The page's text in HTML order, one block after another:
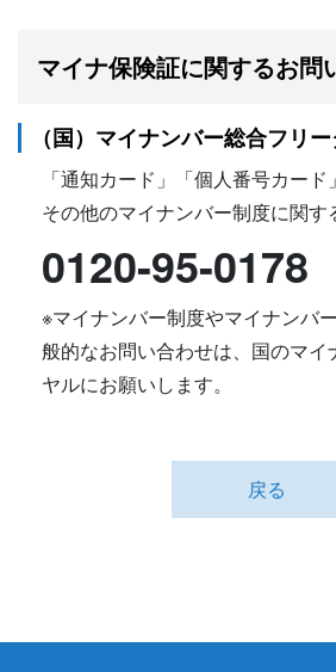
マイナ保険証に関するお問
（国）マイナンバー総合フリ
「通知カード」「個人番号カー
その他のマイナンバー制度に関
0120-95-0178
※マイナンバー制度やマイナンバ
般的なお問い合わせは、国のマイ
ヤルにお願いします。
戻る